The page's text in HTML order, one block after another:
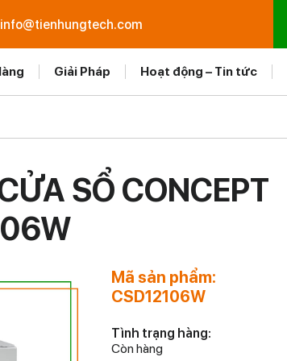
info@tienhungtech.com
Giải Pháp Hoạt động – Tin tức
SỔ CONCEPT
Mã sản phẩm:
CSD12106W
Tình trạng hàng:
Còn hàng